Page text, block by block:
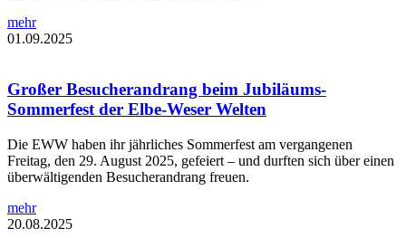
mehr
01.09.2025
Großer Besucherandrang beim Jubiläums-
Sommerfest der Elbe-Weser Welten
Die EWW haben ihr jährliches Sommerfest am vergangenen
Freitag, den 29. August 2025, gefeiert – und durften sich über einen
überwältigenden Besucherandrang freuen.
mehr
20.08.2025